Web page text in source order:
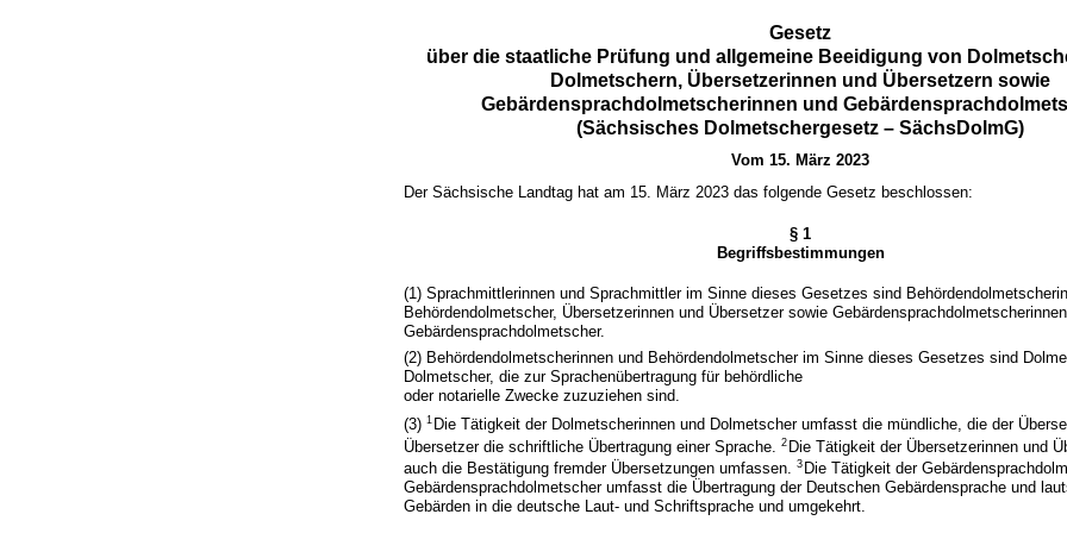
Gesetz
über die staatliche Prüfung und allgemeine Beeidigung von
Dolmetschern, Übersetzerinnen und Übersetzern sowie
Gebärdensprachdolmetscherinnen und
(Sächsisches Dolmetschergesetz – SächsDolmG)
Vom 15. März 2023
Der Sächsische Landtag hat am 15. März 2023 das folgende Gesetz beschlossen:
§ 1
Begriffsbestimmungen
(1) Sprachmittlerinnen und Sprachmittler im Sinne dieses Gesetzes sind
Behördendolmetscher, Übersetzerinnen und Übersetzer sowie
Gebärdensprachdolmetscher.
(2) Behördendolmetscherinnen und Behördendolmetscher im Sinne dieses Gesetzes sind
Dolmetscher, die zur Sprachenübertragung für behördliche
oder notarielle Zwecke zuzuziehen sind.
(3)1 Die Tätigkeit der Dolmetscherinnen und Dolmetscher umfasst die mündliche, die der
Übersetzer die schriftliche Übertragung einer Sprache.2 Die Tätigkeit der Übersetzerinnen und
auch die Bestätigung fremder Übersetzungen umfassen.3 Die Tätigkeit der
Gebärdensprachdolmetscher umfasst die Übertragung der Deutschen Gebärdensprache und
Gebärden in die deutsche Laut- und Schriftsprache und umgekehrt.